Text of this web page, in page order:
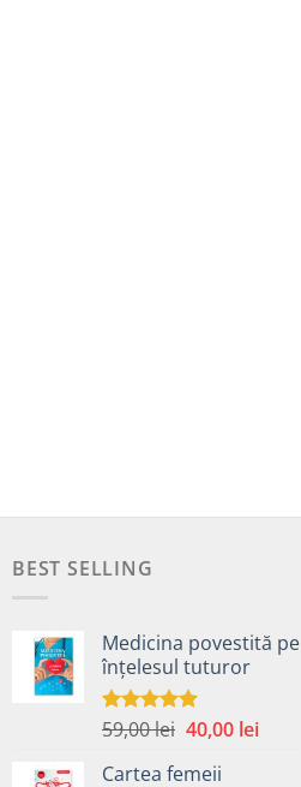
BEST SELLING
Medicina povestită pe
înțelesul tuturor
Evaluat la
59,00lei Prețul
a
40,00 leiPrețul
Cartea femeii